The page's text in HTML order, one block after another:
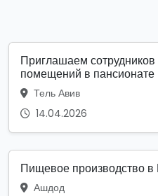
Приглашаем сотрудников
помещений в пансионате
Тель Авив
14.04.2026
Пищевое производство в
Ашдод